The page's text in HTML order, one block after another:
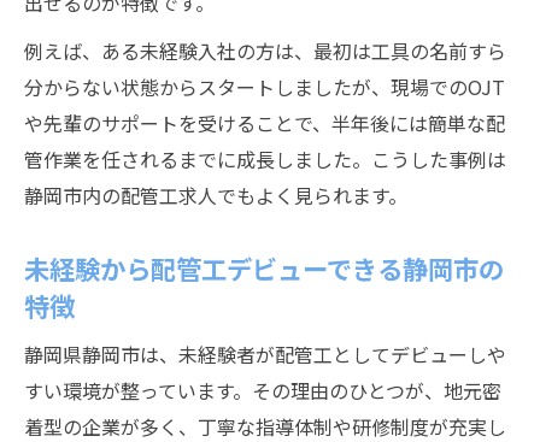
例えば、ある未経験入社の方は、最初は工具の名前すら
分からない状態からスタートしましたが、現場でのOJT
や先輩のサポートを受けることで、半年後には簡単な配
管作業を任されるまでに成長しました。こうした事例は
静岡市内の配管工求人でもよく見られます。
未経験から配管工デビューできる静岡市の
特徴
静岡県静岡市は、未経験者が配管工としてデビューしや
すい環境が整っています。その理由のひとつが、地元密
着型の企業が多く、丁寧な指導体制や研修制度が充実し